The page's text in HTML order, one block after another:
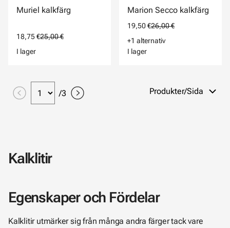
Muriel kalkfärg
18,75 €25,00 €
I lager
Marion Secco kalkfärg
19,50 €26,00 €
+1 alternativ
I lager
/3 Produkter/Sida
Kalklitir
Egenskaper och Fördelar
Kalklitir utmärker sig från många andra färger tack vare